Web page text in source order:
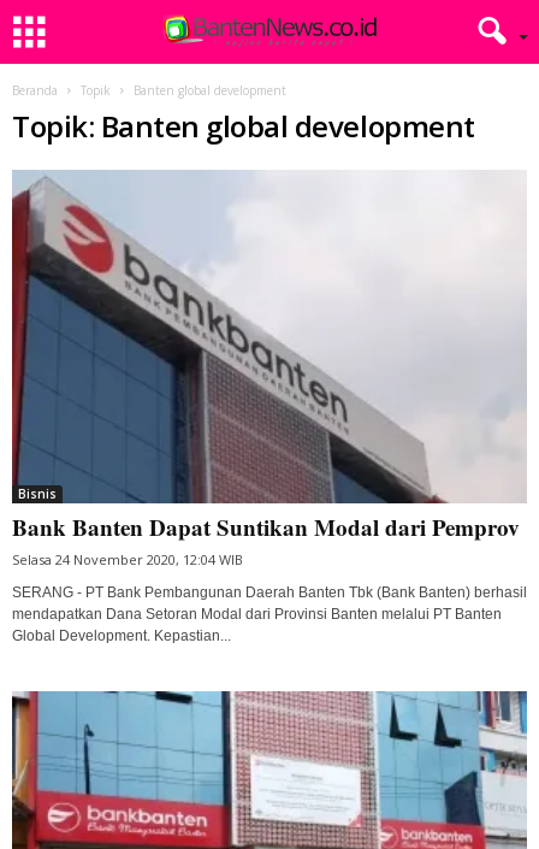
Beranda Topik Banten global development
Topik: Banten global development
Bisnis
Bank Banten Dapat Suntikan Modal dari Pemprov
Selasa 24 November 2020, 12:04 WIB
SERANG - PT Bank Pembangunan Daerah Banten Tbk (Bank Banten) berhasil
mendapatkan Dana Setoran Modal dari Provinsi Banten melalui PT Banten
Global Development. Kepastian...